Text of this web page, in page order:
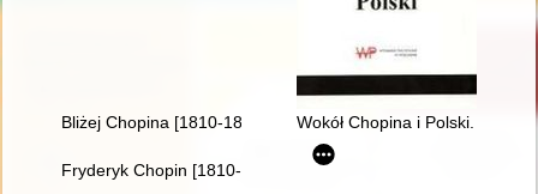
Bliżej Chopina [1810-1849] Wokół Chopina i Polski.
Fryderyk Chopin [1810-1849]. Korzenie